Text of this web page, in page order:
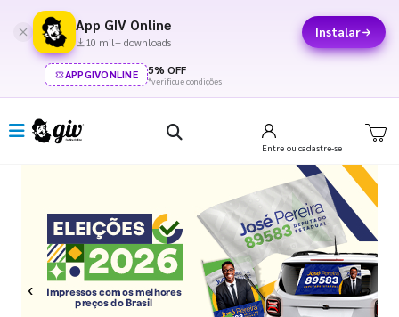
App GIV Online
10 mil+ downloads
Instalar
APPGIVONLINE 5% OFF
*verifique condições
Entre ou cadastre-se
Previous Next